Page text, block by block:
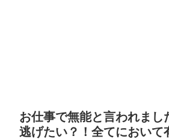
お仕事で無能と言われまし
逃げたい？！全てにおいて